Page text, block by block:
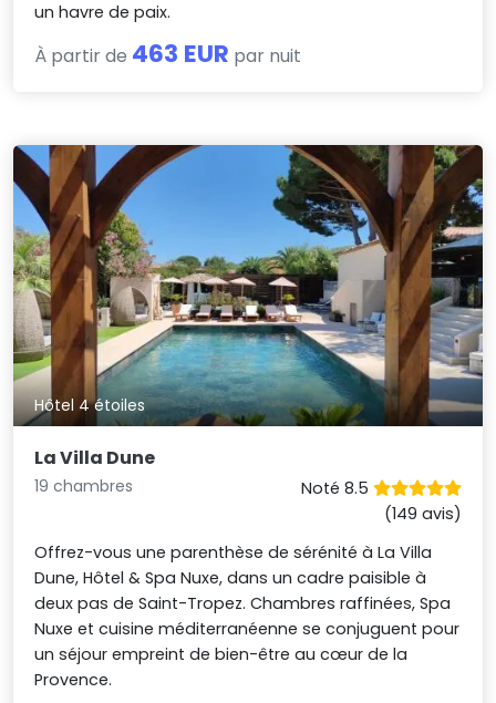
un havre de paix.
À partir de 463 EUR par nuit
Hôtel 4 étoiles
La Villa Dune
19 chambres
Noté 8.5
(149 avis)
Offrez-vous une parenthèse de sérénité à La Villa
Dune, Hôtel & Spa Nuxe, dans un cadre paisible à
deux pas de Saint-Tropez. Chambres raffinées, Spa
Nuxe et cuisine méditerranéenne se conjuguent pour
un séjour empreint de bien-être au cœur de la
Provence.